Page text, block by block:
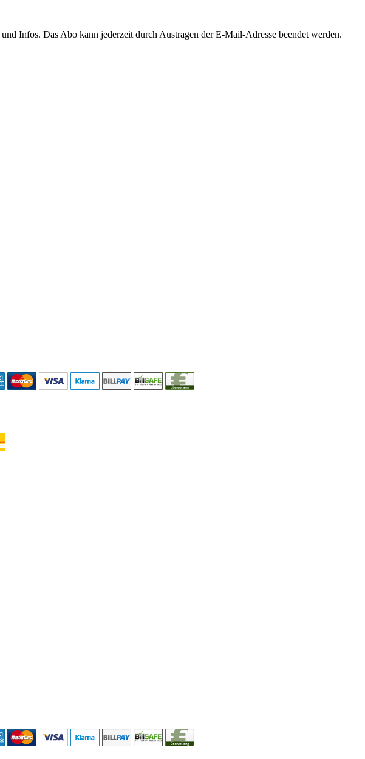
Infos. Das Abo kann jederzeit durch Austragen der E-Mail-Adresse beendet werden.